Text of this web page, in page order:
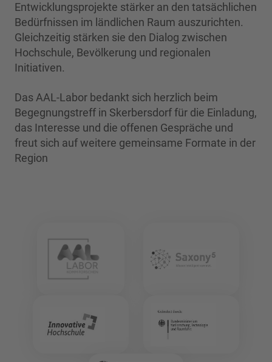
Entwicklungsprojekte stärker an den tatsächlichen
Bedürfnissen im ländlichen Raum auszurichten.
Gleichzeitig stärken sie den Dialog zwischen
Hochschule, Bevölkerung und regionalen
Initiativen.
Das AAL-Labor bedankt sich herzlich beim
Begegnungstreff in Skerbersdorf für die Einladung,
das Interesse und die offenen Gespräche und
freut sich auf weitere gemeinsame Formate in der
Region